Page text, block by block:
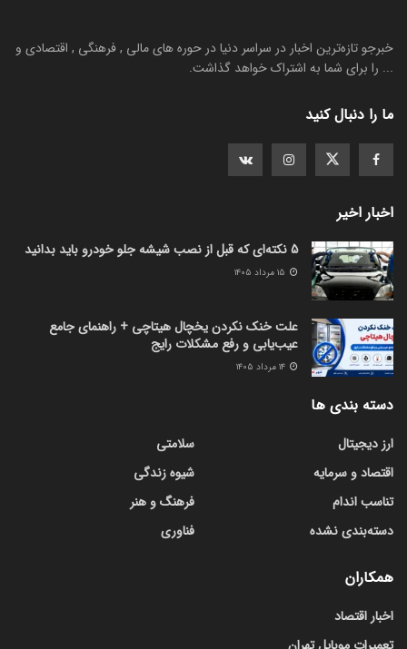
خبرجو تازه‌ترین اخبار در سراسر دنیا در حوره های مالی , فرهنگی , اقتصادی و
... را برای شما به اشتراک خواهد گذاشت.
ما را دنبال کنید
اخبار اخیر
5 نکته‌ای که قبل از نصب شیشه جلو خودرو باید بدانید
علت خنک نکردن یخچال هیتاچی + راهنمای جامع
عیب‌یابی و رفع مشکلات رایج
دسته بندی ها
ارز دیجیتال
اقتصاد و سرمایه
تناسب اندام
دسته‌بندی نشده
سلامتی
شیوه زندگی
فرهنگ و هنر
فناوری
همکاران
اخبار اقتصاد
تعمیرات موبایل تهران